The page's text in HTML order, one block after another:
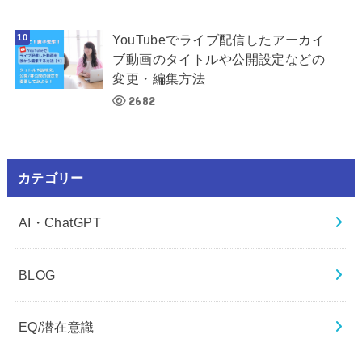
YouTubeでライブ配信したアーカイ
ブ動画のタイトルや公開設定などの
変更・編集方法
2682
カテゴリー
AI・ChatGPT
BLOG
EQ/潜在意識